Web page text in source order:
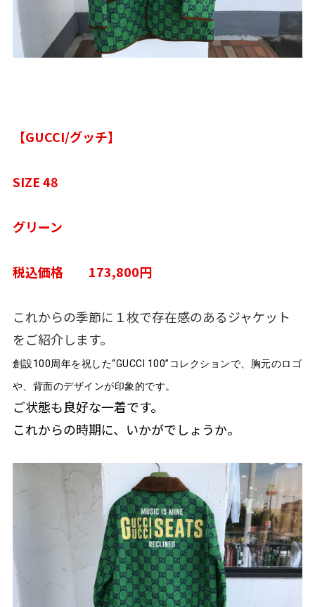
【GUCCI/グッチ】
SIZE 48
グリーン
税込価格 173,800円
これからの季節に１枚で存在感のあるジャケット
をご紹介します。
創設100周年を祝した“GUCCI 100”コレクションで、胸元のロゴ
や、背面のデザインが印象的です。
ご状態も良好な一着です。
これからの時期に、いかがでしょうか。